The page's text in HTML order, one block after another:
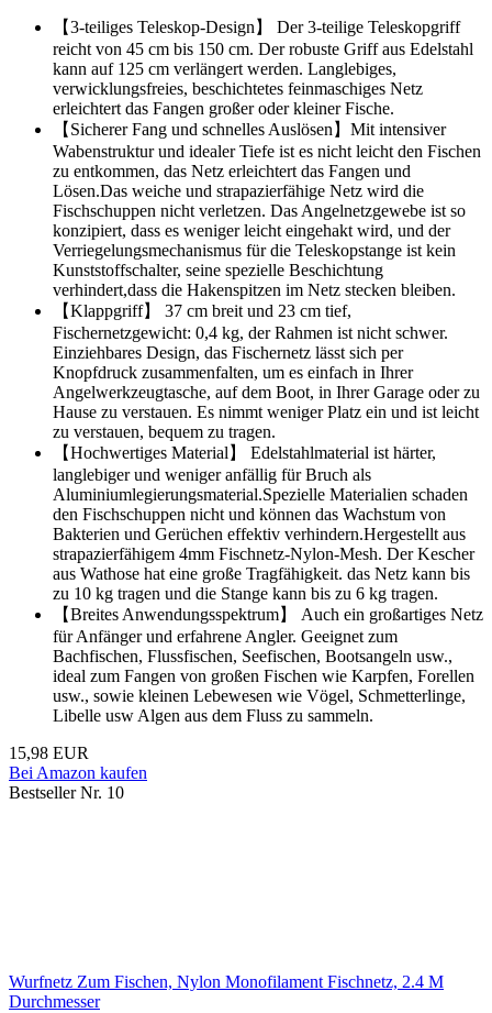
【3-teiliges Teleskop-Design】 Der 3-teilige Teleskopgriff
reicht von 45 cm bis 150 cm. Der robuste Griff aus Edelstahl
kann auf 125 cm verlängert werden. Langlebiges,
verwicklungsfreies, beschichtetes feinmaschiges Netz
erleichtert das Fangen großer oder kleiner Fische.
【Sicherer Fang und schnelles Auslösen】Mit intensiver
Wabenstruktur und idealer Tiefe ist es nicht leicht den Fischen
zu entkommen, das Netz erleichtert das Fangen und
Lösen.Das weiche und strapazierfähige Netz wird die
Fischschuppen nicht verletzen. Das Angelnetzgewebe ist so
konzipiert, dass es weniger leicht eingehakt wird, und der
Verriegelungsmechanismus für die Teleskopstange ist kein
Kunststoffschalter, seine spezielle Beschichtung
verhindert,dass die Hakenspitzen im Netz stecken bleiben.
【Klappgriff】 37 cm breit und 23 cm tief,
Fischernetzgewicht: 0,4 kg, der Rahmen ist nicht schwer.
Einziehbares Design, das Fischernetz lässt sich per
Knopfdruck zusammenfalten, um es einfach in Ihrer
Angelwerkzeugtasche, auf dem Boot, in Ihrer Garage oder zu
Hause zu verstauen. Es nimmt weniger Platz ein und ist leicht
zu verstauen, bequem zu tragen.
【Hochwertiges Material】 Edelstahlmaterial ist härter,
langlebiger und weniger anfällig für Bruch als
Aluminiumlegierungsmaterial.Spezielle Materialien schaden
den Fischschuppen nicht und können das Wachstum von
Bakterien und Gerüchen effektiv verhindern.Hergestellt aus
strapazierfähigem 4mm Fischnetz-Nylon-Mesh. Der Kescher
aus Wathose hat eine große Tragfähigkeit. das Netz kann bis
zu 10 kg tragen und die Stange kann bis zu 6 kg tragen.
【Breites Anwendungsspektrum】 Auch ein großartiges Netz
für Anfänger und erfahrene Angler. Geeignet zum
Bachfischen, Flussfischen, Seefischen, Bootsangeln usw.,
ideal zum Fangen von großen Fischen wie Karpfen, Forellen
usw., sowie kleinen Lebewesen wie Vögel, Schmetterlinge,
Libelle usw Algen aus dem Fluss zu sammeln.
15,98 EUR
Bei Amazon kaufen
Bestseller Nr. 10
Wurfnetz Zum Fischen, Nylon Monofilament Fischnetz, 2.4 M
Durchmesser